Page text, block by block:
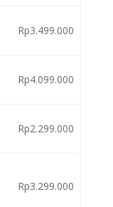
Rp3.499.000
Rp4.099.000
Rp2.299.000
Rp3.299.000